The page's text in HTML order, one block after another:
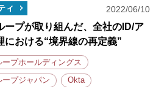
ィ 2022/06/10
ープが取り組んだ、全社のID/ア
における“境界線の再定義”
ープホールディングス
ープジャパン Okta